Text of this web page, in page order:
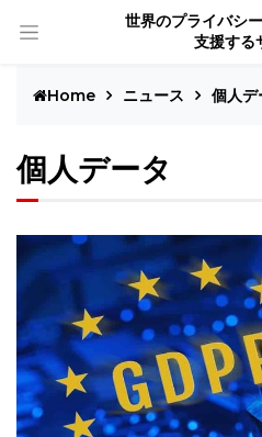
世界のプライバシ
支援する
Home ニュース 個人デ
個人データ